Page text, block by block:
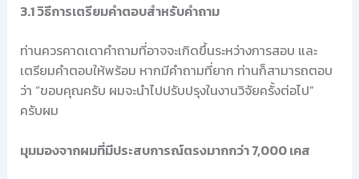
3.1 วิธีการเตรียมคำตอบสำหรับคำถาม
ท่านควรคาดเดาคำถามที่อาจจะเกิดขึ้นระหว่างการสอบ และ
เตรียมคำตอบให้พร้อม หากมีคำถามที่ยาก ท่านก็สามารถตอบ
ว่า “ขอบคุณครับ ผมจะนำไปปรับปรุงในงานวิจัยครั้งต่อไป”
ครับผม
มุมมองจากผมที่มีประสบการณ์ตรงมากกว่า 7,000 เคส